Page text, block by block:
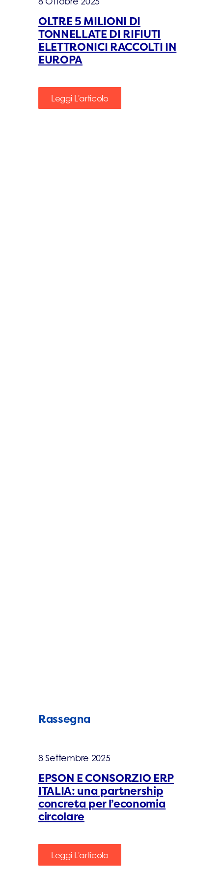
OLTRE 5 MILIONI DI
TONNELLATE DI RIFIUTI
ELETTRONICI RACCOLTI IN
EUROPA
Leggi L'articolo
Rassegna
8 Settembre 2025
EPSON E CONSORZIO ERP
ITALIA: una partnership
concreta per l’economia
circolare
Leggi L'articolo